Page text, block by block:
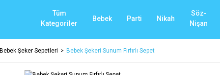
Tüm
Kategoriler
Bebek Parti Nikah
Söz-
Nişan
Bebek Şeker Sepetleri Bebek Şekeri Sunum Fırfırlı Sepet